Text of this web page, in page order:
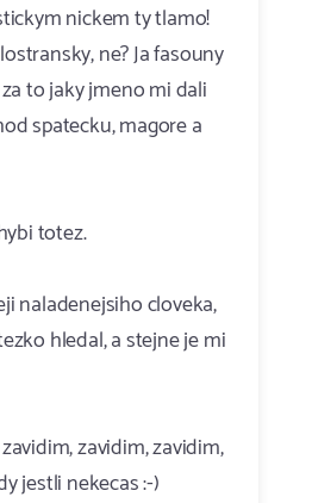
nickem ty tlamo!
ne? Ja fasouny
to jaky jmeno mi dali
spatecku, magore a
totez.
naladenejsiho cloveka,
hledal, a stejne je mi
zavidim, zavidim,
jestli nekecas :-)